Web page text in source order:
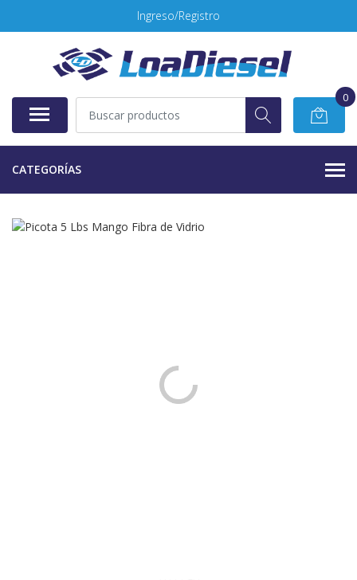
Ingreso/Registro
0
CATEGORÍAS